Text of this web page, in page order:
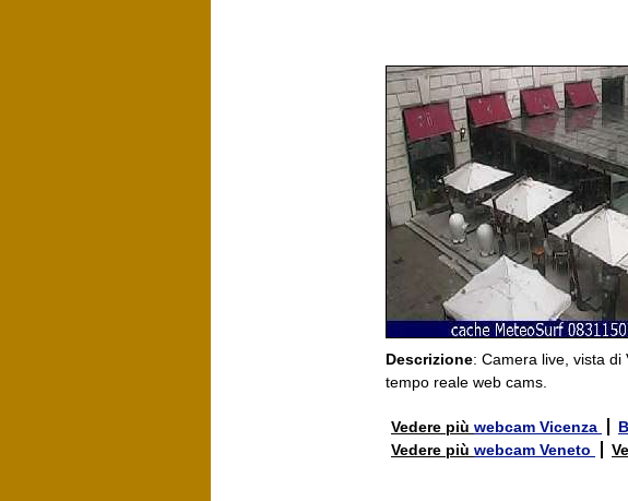
Descrizione: Camera live, vista
tempo reale web cams.
Vedere più webcam Vicenza
Vedere più webcam Veneto